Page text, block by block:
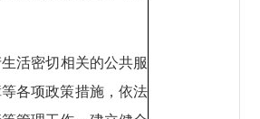
活密切相关的公共服
各项政策措施，依法